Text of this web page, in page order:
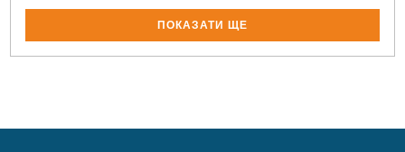
ПОКАЗАТИ ЩЕ